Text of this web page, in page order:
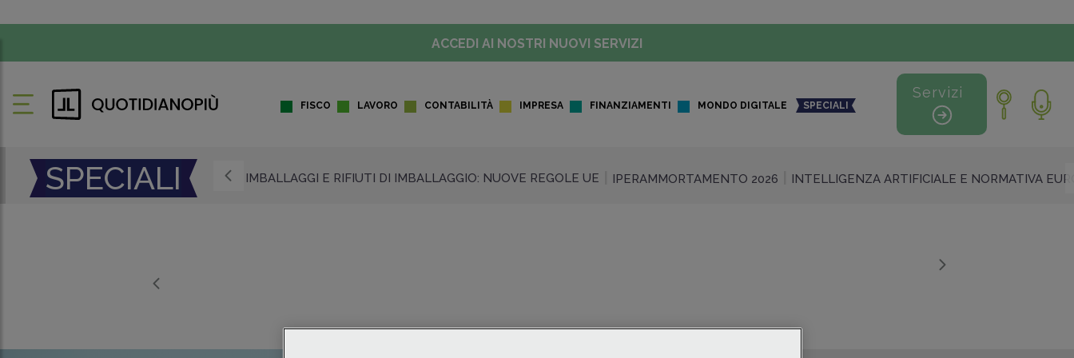
ACCEDI AI NOSTRI NUOVI SERVIZI
FISCO LAVORO CONTABILITÀ IMPRESA FINANZIAMENTI MONDO DIGITALE SPECIALI
Servizi
SPECIALI IMBALLAGGI E RIFIUTI DI IMBALLAGGIO: NUOVE REGOLE UE IPERAMMORTAMENTO 2026 INTELLIGENZA ARTIFICIALE E NORMATIVA